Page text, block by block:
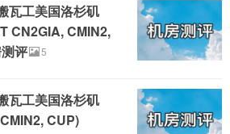
瓦工美国洛杉矶
CN2GIA, CMIN2,
评
5
瓦工美国洛杉矶
CUP)